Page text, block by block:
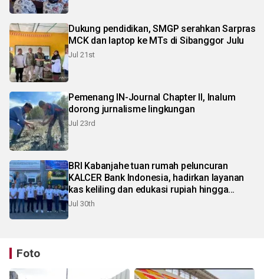
Dukung pendidikan, SMGP serahkan Sarpras
MCK dan laptop ke MTs di Sibanggor Julu
Jul 21st
Pemenang IN-Journal Chapter II, Inalum
dorong jurnalisme lingkungan
Jul 23rd
BRI Kabanjahe tuan rumah peluncuran
KALCER Bank Indonesia, hadirkan layanan
kas keliling dan edukasi rupiah hingga
pelosok Karo
Jul 30th
Foto